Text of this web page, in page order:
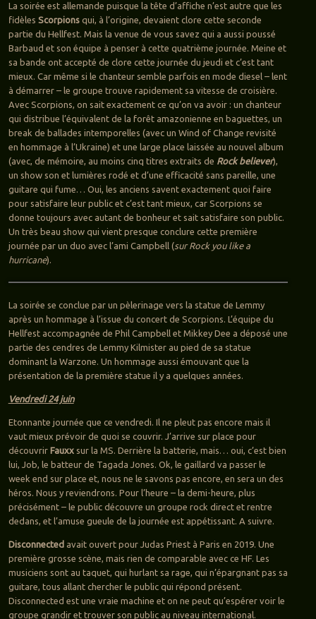
La soirée est allemande puisque la tête d’affiche n’est autre que les
fidèles Scorpionsqui, à l’origine, devaient clore cette seconde
partie du Hellfest. Mais la venue de vous savez qui a aussi poussé
Barbaud et son équipe à penser à cette quatrième journée. Meine et
sa bande ont accepté de clore cette journée du jeudi et c’est tant
mieux. Car même si le chanteur semble parfois en mode diesel – lent
à démarrer – le groupe trouve rapidement sa vitesse de croisière.
Avec Scorpions, on sait exactement ce qu’on va avoir : un chanteur
qui distribue l’équivalent de la forêt amazonienne en baguettes, un
break de ballades intemporelles (avec un Wind of Change revisité
en hommage à l’Ukraine) et une large place laissée au nouvel album
(avec, de mémoire, au moins cinq titres extraits de Rock believer),
un show son et lumières rodé et d’une efficacité sans pareille, une
guitare qui fume… Oui, les anciens savent exactement quoi faire
pour satisfaire leur public et c’est tant mieux, car Scorpions se
donne toujours avec autant de bonheur et sait satisfaire son public.
Un très beau show qui vient presque conclure cette première
journée par un duo avec l’ami Campbell (sur Rock you like a
hurricane).
La soirée se conclue par un pèlerinage vers la statue de Lemmy
après un hommage à l’issue du concert de Scorpions. L’équipe du
Hellfest accompagnée de Phil Campbell et Mikkey Dee a déposé une
partie des cendres de Lemmy Kilmister au pied de sa statue
dominant la Warzone. Un hommage aussi émouvant que la
présentation de la première statue il y a quelques années.
Vendredi 24 juin
Etonnante journée que ce vendredi. Il ne pleut pas encore mais il
vaut mieux prévoir de quoi se couvrir. J’arrive sur place pour
découvrir Fauxxsur la MS. Derrière la batterie, mais… oui, c’est bien
lui, Job, le batteur de Tagada Jones. Ok, le gaillard va passer le
week end sur place et, nous ne le savons pas encore, en sera un des
héros. Nous y reviendrons. Pour l’heure – la demi-heure, plus
précisément – le public découvre un groupe rock direct et rentre
dedans, et l’amuse gueule de la journée est appétissant. A suivre.
Disconnected avait ouvert pour Judas Priest à Paris en 2019. Une
première grosse scène, mais rien de comparable avec ce HF. Les
musiciens sont au taquet, qui hurlant sa rage, qui n’épargnant pas sa
guitare, tous allant chercher le public qui répond présent.
Disconnected est une vraie machine et on ne peut qu’espérer voir le
groupe grandir et trouver son public au niveau international.